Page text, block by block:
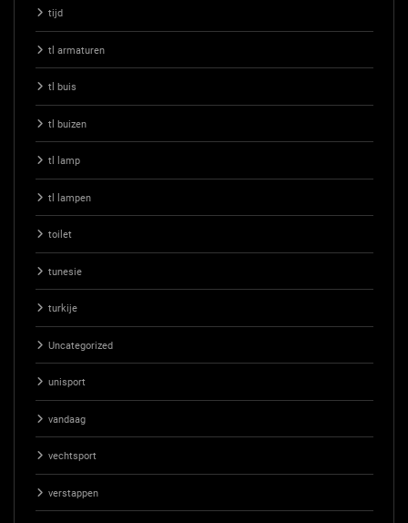
tijd
tl armaturen
tl buis
tl buizen
tl lamp
tl lampen
toilet
tunesie
turkije
Uncategorized
unisport
vandaag
vechtsport
verstappen